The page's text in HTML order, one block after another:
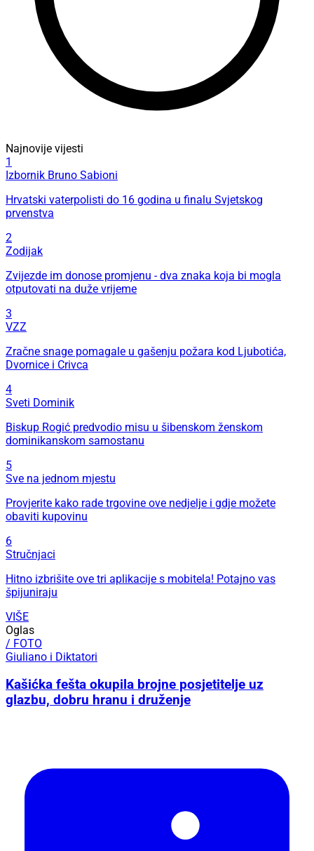
Najnovije vijesti
1
Izbornik Bruno Sabioni
Hrvatski vaterpolisti do 16 godina u finalu Svjetskog
prvenstva
2
Zodijak
Zvijezde im donose promjenu - dva znaka koja bi mogla
otputovati na duže vrijeme
3
VZZ
Zračne snage pomagale u gašenju požara kod Ljubotića,
Dvornice i Crivca
4
Sveti Dominik
Biskup Rogić predvodio misu u šibenskom ženskom
dominikanskom samostanu
5
Sve na jednom mjestu
Provjerite kako rade trgovine ove nedjelje i gdje možete
obaviti kupovinu
6
Stručnjaci
Hitno izbrišite ove tri aplikacije s mobitela! Potajno vas
špijuniraju
VIŠE
Oglas
/ FOTO
Giuliano i Diktatori
Kašićka fešta okupila brojne posjetitelje uz
glazbu, dobru hranu i druženje